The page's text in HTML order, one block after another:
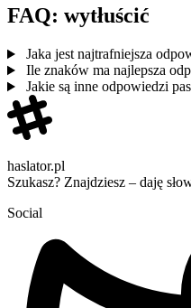
FAQ: wytłuścić
Jaka jest najtrafniejsza
Ile znaków ma najlepsza
Jakie są inne odpowiedzi
haslator.pl
Szukasz? Znajdziesz – daję
Social